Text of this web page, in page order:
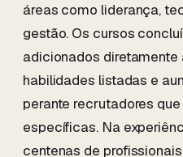
áreas como liderança,
gestão. Os cursos
adicionados
habilidades listadas e
perante recrutadores
específicas. Na
centenas de